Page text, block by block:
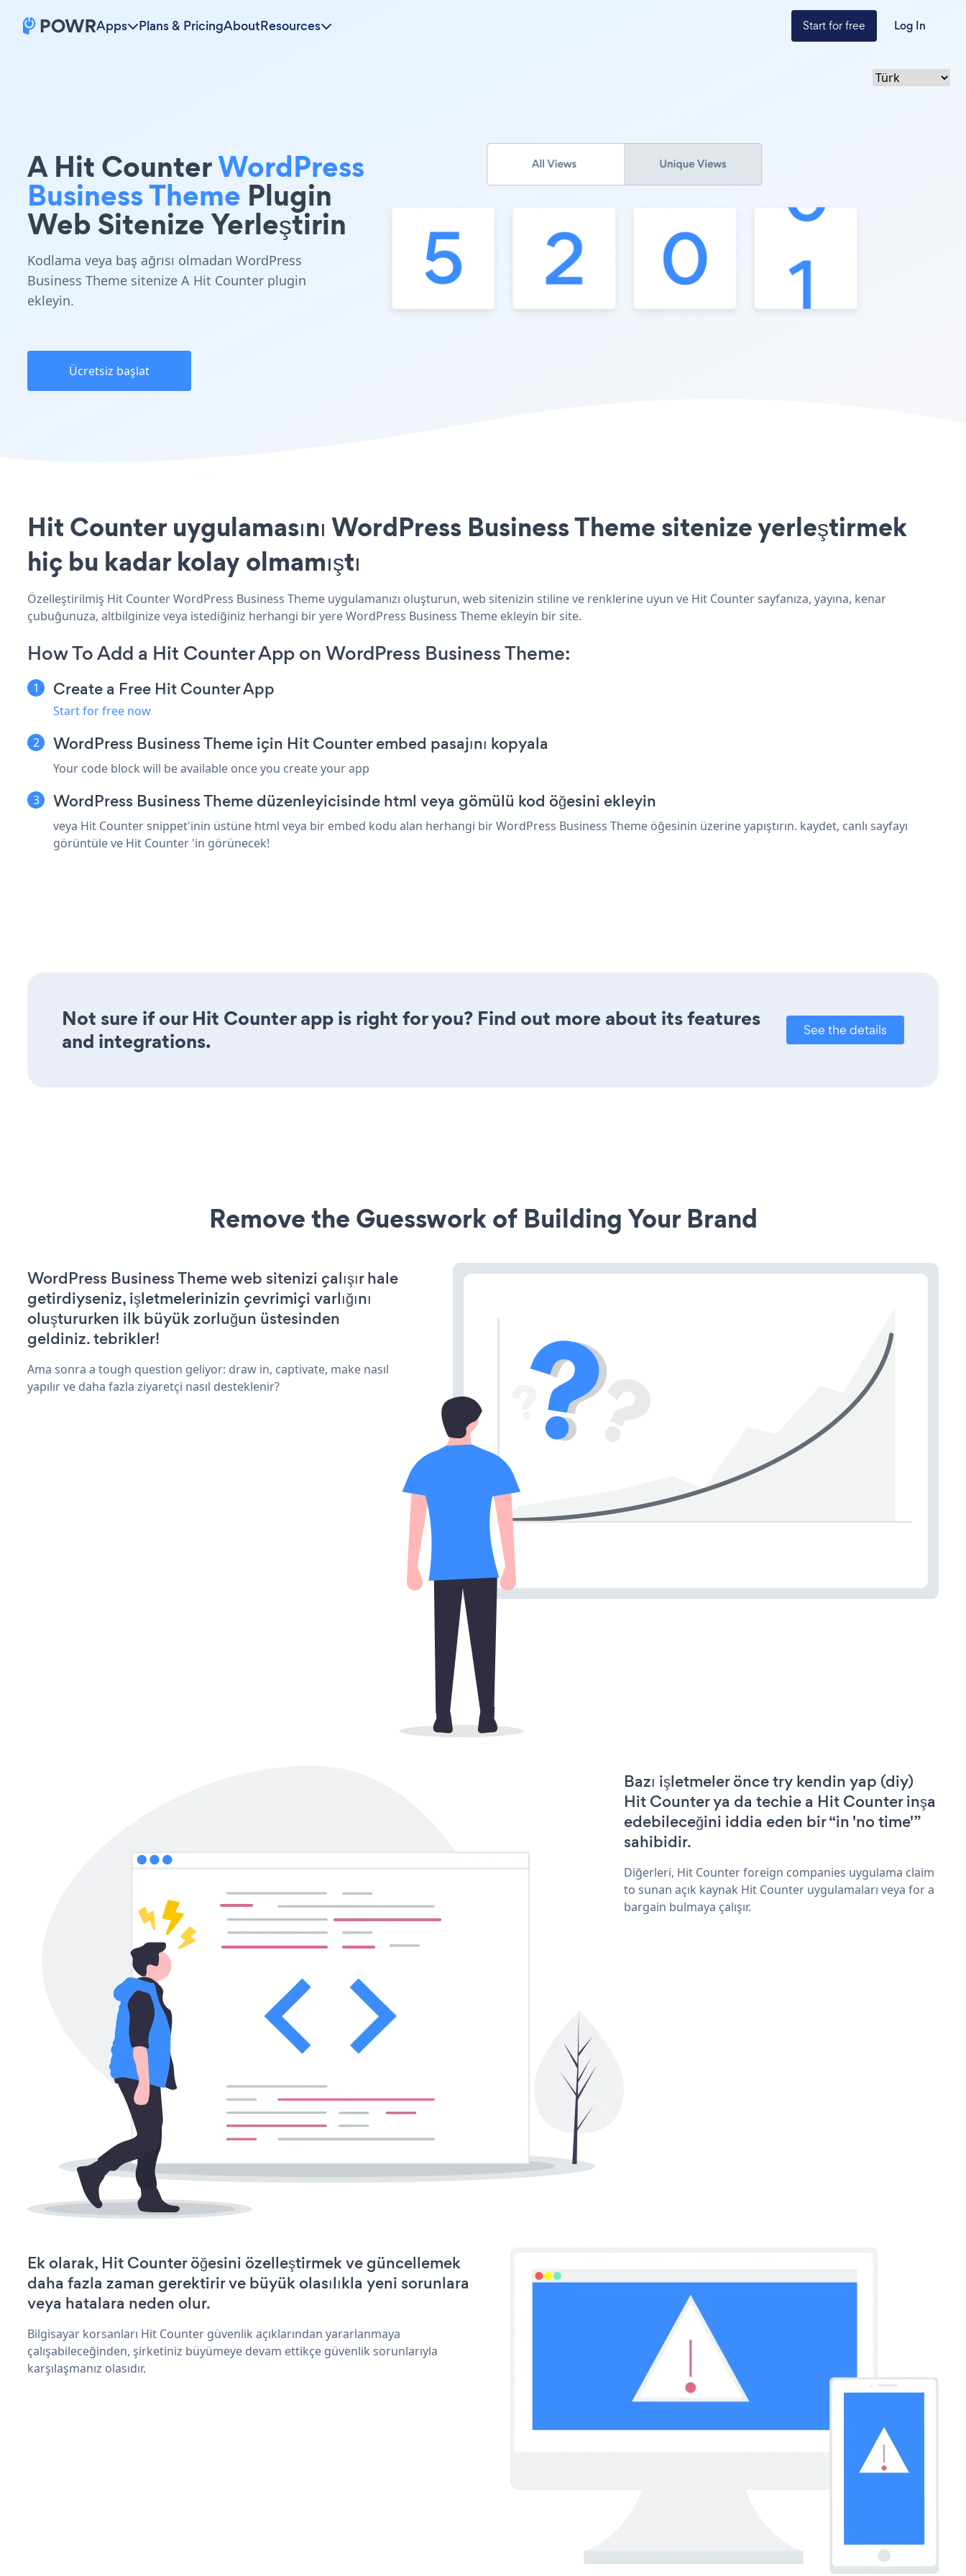
Apps Plans & PricingAboutResources Start for free Log In
A Hit CounterWordPress
Business Theme Plugin
Web Sitenize Yerleştirin
Kodlama veya baş ağrısı olmadan WordPress
Business Theme sitenize A Hit Counter plugin
ekleyin.
Ücretsiz başlat
Hit Counter uygulamasını WordPress Business Theme sitenize yerleştirmek
hiç bu kadar kolay olmamıştı
Özelleştirilmiş Hit Counter WordPress Business Theme uygulamanızı oluşturun, web sitenizin stiline ve renklerine uyun ve Hit Counter sayfanıza, yayına, kenar
çubuğunuza, altbilginize veya istediğiniz herhangi bir yere WordPress Business Theme ekleyin bir site.
How To Add a Hit Counter App on WordPress Business Theme:
Create a Free Hit Counter App
Start for free now
WordPress Business Theme için Hit Counter embed pasajını kopyala
Your code block will be available once you create your app
WordPress Business Theme düzenleyicisinde html veya gömülü kod öğesini ekleyin
veya Hit Counter snippet'inin üstüne html veya bir embed kodu alan herhangi bir WordPress Business Theme öğesinin üzerine yapıştırın. kaydet, canlı sayfayı
görüntüle ve Hit Counter 'in görünecek!
Not sure if our Hit Counter app is right for you? Find out more about its features
and integrations.
See the details
Remove the Guesswork of Building Your Brand
WordPress Business Theme web sitenizi çalışır hale
getirdiyseniz, işletmelerinizin çevrimiçi varlığını
oluştururken ilk büyük zorluğun üstesinden
geldiniz. tebrikler!
Ama sonra a tough question geliyor: draw in, captivate, make nasıl
yapılır ve daha fazla ziyaretçi nasıl desteklenir?
Bazı işletmeler önce try kendin yap (diy)
Hit Counter ya da techie a Hit Counter inşa
edebileceğini iddia eden bir “in 'no time'”
sahibidir.
Diğerleri, Hit Counter foreign companies uygulama claim
to sunan açık kaynak Hit Counter uygulamaları veya for a
bargain bulmaya çalışır.
Ek olarak, Hit Counter öğesini özelleştirmek ve güncellemek
daha fazla zaman gerektirir ve büyük olasılıkla yeni sorunlara
veya hatalara neden olur.
Bilgisayar korsanları Hit Counter güvenlik açıklarından yararlanmaya
çalışabileceğinden, şirketiniz büyümeye devam ettikçe güvenlik sorunlarıyla
karşılaşmanız olasıdır.